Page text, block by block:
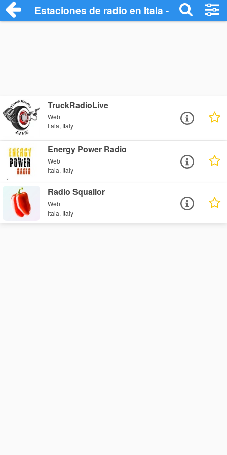
Estaciones de radio en Itala - Escuchar
TruckRadioLive
Web
Itala, Italy
Energy Power Radio
Web
Itala, Italy
Radio Squallor
Web
Itala, Italy